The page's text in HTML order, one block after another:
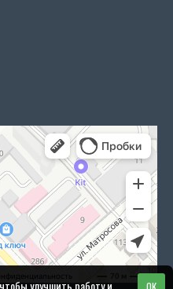
улучшить работу и